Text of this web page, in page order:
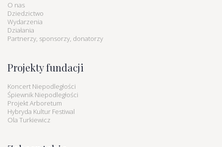
O nas
Dziedzictwo
Wydarzenia
Działania
Partnerzy, sponsorzy, donatorzy
Projekty fundacji
Koncert Niepodległości
Śpiewnik Niepodległości
Projekt Arboretum
Hybryda Kultur Festiwal
Ola Turkiewicz